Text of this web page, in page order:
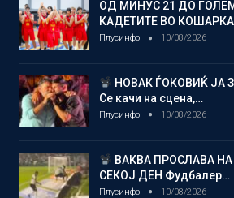
ОД МИНУС 21 ДО
КАДЕТИТЕ ВО
Плусинфо 10/08/2026
НОВАК ЃОКОВИЌ ЈА
Се качи на сцена,…
Плусинфо 10/08/2026
ВАКВА ПРОСЛАВА
СЕКОЈ ДЕН Фудбалер…
Плусинфо 10/08/2026